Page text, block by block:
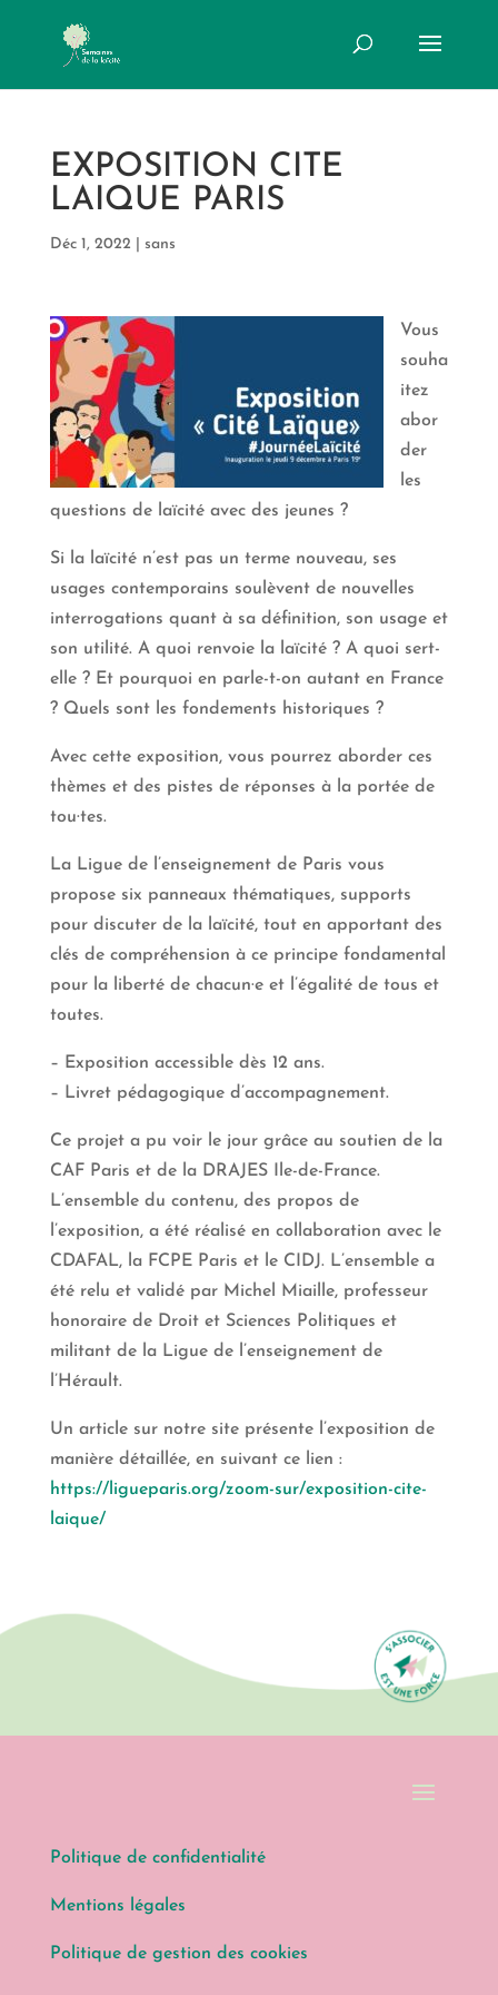
EXPOSITION CITE
LAIQUE PARIS
Déc 1, 2022 sans
Vous
souha
itez
abor
der
les
questions de laïcité avec des jeunes ?
Si la laïcité n’est pas un terme nouveau, ses
usages contemporains soulèvent de nouvelles
interrogations quant à sa définition, son usage et
son utilité. A quoi renvoie la laïcité ? A quoi sert-
elle ? Et pourquoi en parle-t-on autant en France
? Quels sont les fondements historiques ?
Avec cette exposition, vous pourrez aborder ces
thèmes et des pistes de réponses à la portée de
tou·tes.
La Ligue de l’enseignement de Paris vous
propose six panneaux thématiques, supports
pour discuter de la laïcité, tout en apportant des
clés de compréhension à ce principe fondamental
pour la liberté de chacun·e et l’égalité de tous et
toutes.
– Exposition accessible dès 12 ans.
– Livret pédagogique d’accompagnement.
Ce projet a pu voir le jour grâce au soutien de la
CAF Paris et de la DRAJES Ile-de-France.
L’ensemble du contenu, des propos de
l’exposition, a été réalisé en collaboration avec le
CDAFAL, la FCPE Paris et le CIDJ. L’ensemble a
été relu et validé par Michel Miaille, professeur
honoraire de Droit et Sciences Politiques et
militant de la Ligue de l’enseignement de
l’Hérault.
Un article sur notre site présente l’exposition de
manière détaillée, en suivant ce lien :
https://ligueparis.org/zoom-sur/exposition-cite-
laique/
Politique de confidentialité
Mentions légales
Politique de gestion des cookies